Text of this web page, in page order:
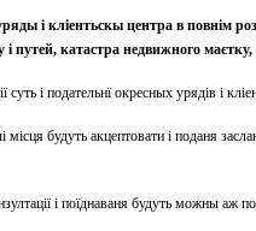
і кліентьскы центра в повнім
і путей, катастра недвижного
суть і подательнї окресных урядів і
місця будуть акцептовати і поданя
і поїднаваня будуть можны аж